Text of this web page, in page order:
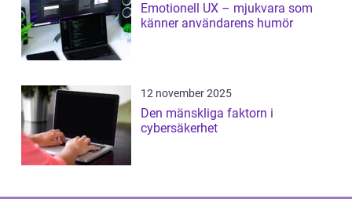
Emotionell UX – mjukvara som
känner användarens humör
12 november 2025
Den mänskliga faktorn i
cybersäkerhet